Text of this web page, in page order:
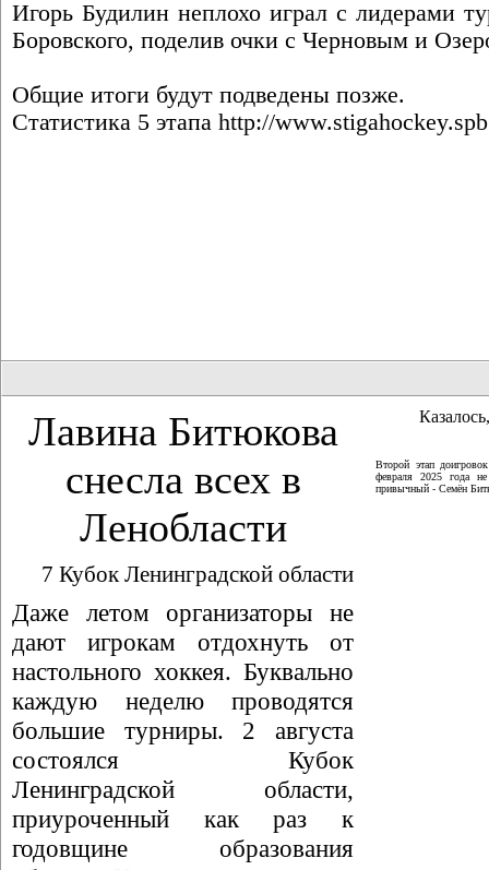
Игорь Будилин неплохо играл с лидерами
Боровского, поделив очки с Черновым и
Общие итоги будут подведены позже.
Статистика 5 этапа http://
Лавина Битюкова
снесла всех в
Ленобласти
7 Кубок Ленинградской области
Даже летом организаторы не
дают игрокам отдохнуть от
настольного хоккея. Буквально
каждую неделю проводятся
большие турниры. 2 августа
состоялся Кубок
Ленинградской области,
приуроченный как раз к
годовщине образования
Второй этап
февраля 2025 года
привычный - Семён